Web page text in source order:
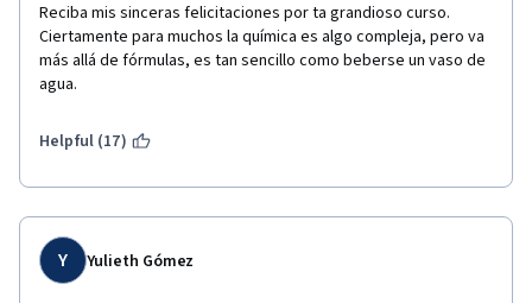
Reciba mis sinceras felicitaciones por ta grandioso curso.
Ciertamente para muchos la química es algo compleja, pero va
más allá de fórmulas, es tan sencillo como beberse un vaso de
agua.
Helpful (17)
Y Yulieth Gómez